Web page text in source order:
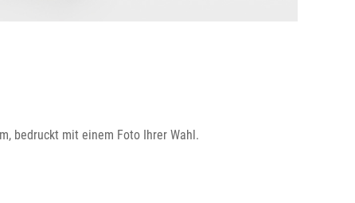
bedruckt mit einem Foto Ihrer Wahl.